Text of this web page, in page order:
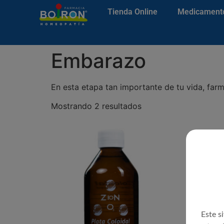
Tienda Online
Embarazo
En esta etapa tan importante de tu vida,
Mostrando 2 resultados
Este